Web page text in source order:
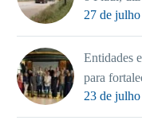
27 de
Entidades
para
23 de